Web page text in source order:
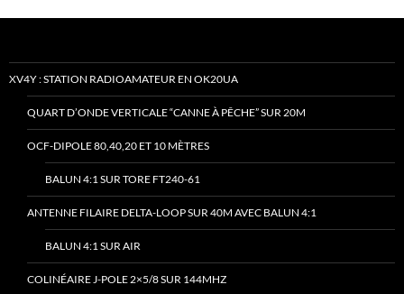
XV4Y : STATION RADIOAMATEUR EN OK20UA
QUART D’ONDE VERTICALE “CANNE À PÊCHE” SUR 20M
OCF-DIPOLE 80,40,20 ET 10 MÈTRES
BALUN 4:1 SUR TORE FT240-61
ANTENNE FILAIRE DELTA-LOOP SUR 40M AVEC BALUN 4:1
BALUN 4:1 SUR AIR
COLINÉAIRE J-POLE 2×5/8 SUR 144MHZ